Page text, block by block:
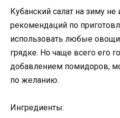
Кубанский салат на зиму не
рекомендаций по
использовать любые
грядке. Но чаще всего его
добавлением помидоров,
по желанию.
Ингредиенты: